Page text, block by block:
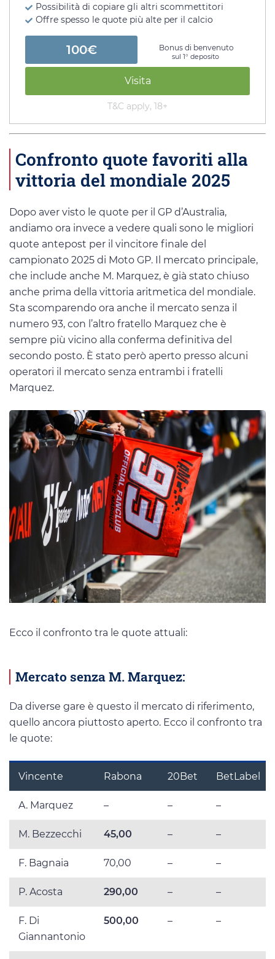
Possibilità di copiare gli altri scommettitori
Offre spesso le quote più alte per il calcio
100€ Bonus di benvenuto
sul 1° deposito
Visita
T&C apply, 18+
Confronto quote favoriti alla
vittoria del mondiale 2025
Dopo aver visto le quote per il GP d’Australia,
andiamo ora invece a vedere quali sono le migliori
quote antepost per il vincitore finale del
campionato 2025 di Moto GP. Il mercato principale,
che include anche M. Marquez, è già stato chiuso
anche prima della vittoria aritmetica del mondiale.
Sta scomparendo ora anche il mercato senza il
numero 93, con l’altro fratello Marquez che è
sempre più vicino alla conferma definitiva del
secondo posto. È stato però aperto presso alcuni
operatori il mercato senza entrambi i fratelli
Marquez.
Ecco il confronto tra le quote attuali:
Mercato senza M. Marquez:
Da diverse gare è questo il mercato di riferimento,
quello ancora piuttosto aperto. Ecco il confronto tra
le quote:
Vincente Rabona 20Bet BetLabel
A. Marquez – – –
M. Bezzecchi 45,00 – –
F. Bagnaia 70,00 – –
P. Acosta 290,00 – –
F. Di
Giannantonio
500,00 – –